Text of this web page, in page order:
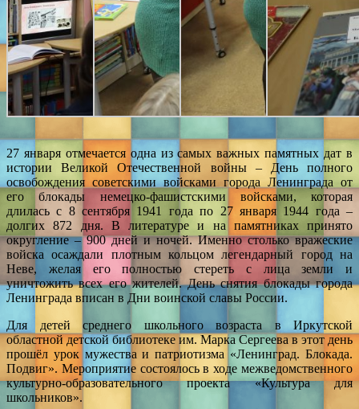
27 января отмечается одна из самых важных памятных дат в
истории Великой Отечественной войны – День полного
освобождения советскими войсками города Ленинграда от
его блокады немецко-фашистскими войсками, которая
длилась с 8 сентября 1941 года по 27 января 1944 года –
долгих 872 дня. В литературе и на памятниках принято
округление – 900 дней и ночей. Именно столько вражеские
войска осаждали плотным кольцом легендарный город на
Неве, желая его полностью стереть с лица земли и
уничтожить всех его жителей. День снятия блокады города
Ленинграда вписан в Дни воинской славы России.
Для детей среднего школьного возраста в Иркутской
областной детской библиотеке им. Марка Сергеева в этот день
прошёл урок мужества и патриотизма «Ленинград. Блокада.
Подвиг». Мероприятие состоялось в ходе межведомственного
культурно-образовательного проекта «Культура для
школьников».